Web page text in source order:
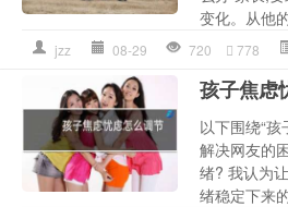
变化。从他
jzz 08-29 720 778
孩子焦虑
以下围绕“
解决网友的
绪? 我认为
绪稳定下来